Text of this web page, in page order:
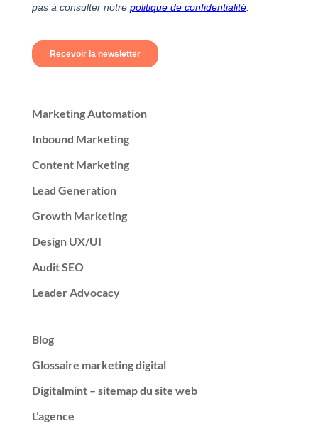
Marketing Automation
Inbound Marketing
Content Marketing
Lead Generation
Growth Marketing
Design UX/UI
Audit SEO
Leader Advocacy
Blog
Glossaire marketing digital
Digitalmint – sitemap du site web
L’agence